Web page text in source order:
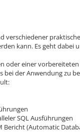
verschiedener
kann. Es geht dabei
oder einer
bei der Anwendung zu
SQL Ausführungen
Bericht (Automatic